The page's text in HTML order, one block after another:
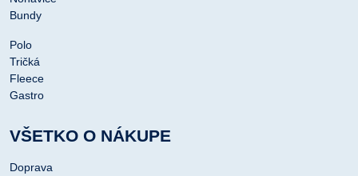
Bundy
Polo
Tričká
Fleece
Gastro
VŠETKO O NÁKUPE
Doprava